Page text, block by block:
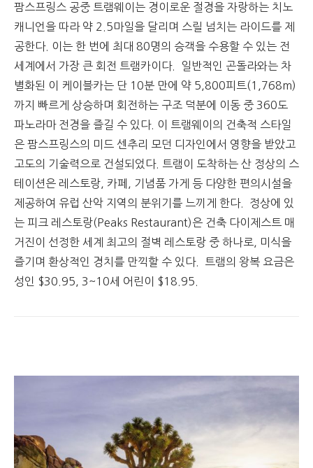
팜스프링스 공중 트램웨이는 경이로운 절경을 자랑하는 치노
캐니언을 따라 약 2.5마일을 달리며 스릴 넘치는 라이드를 제
공한다. 이는 한 번에 최대 80명의 승객을 수용할 수 있는 전
세계에서 가장 큰 회전 트램카이다. 일반적인 곤돌라와는 차
별화된 이 케이블카는 단 10분 만에 약 5,800피트(1,768m)
까지 빠르게 상승하며 회전하는 구조 덕분에 이동 중 360도
파노라마 전경을 즐길 수 있다. 이 트램웨이의 건축적 스타일
은 팜스프링스의 미드 센추리 모던 디자인에서 영향을 받았고
고도의 기술력으로 건설되었다. 트램이 도착하는 산 정상의 스
테이션은 레스토랑, 카페, 기념품 가게 등 다양한 편의시설을
제공하여 유럽 산악 지역의 분위기를 느끼게 한다. 정상에 있
는 피크 레스토랑(Peaks Restaurant)은 건축 다이제스트 매
거진이 선정한 세계 최고의 절벽 레스토랑 중 하나로, 미식을
즐기며 환상적인 경치를 만끽할 수 있다. 트램의 왕복 요금은
성인 $30.95, 3~10세 어린이 $18.95.